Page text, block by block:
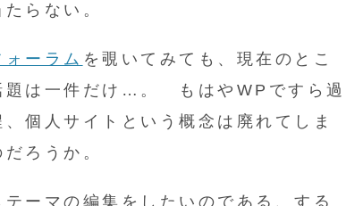
らない。
ーラム を覗いてみても、現在のとこ
題は一件だけ…。 もはやWPですら過
個人サイトという概念は廃れてしま
ろうか。
ーマの編集をしたいのである、する